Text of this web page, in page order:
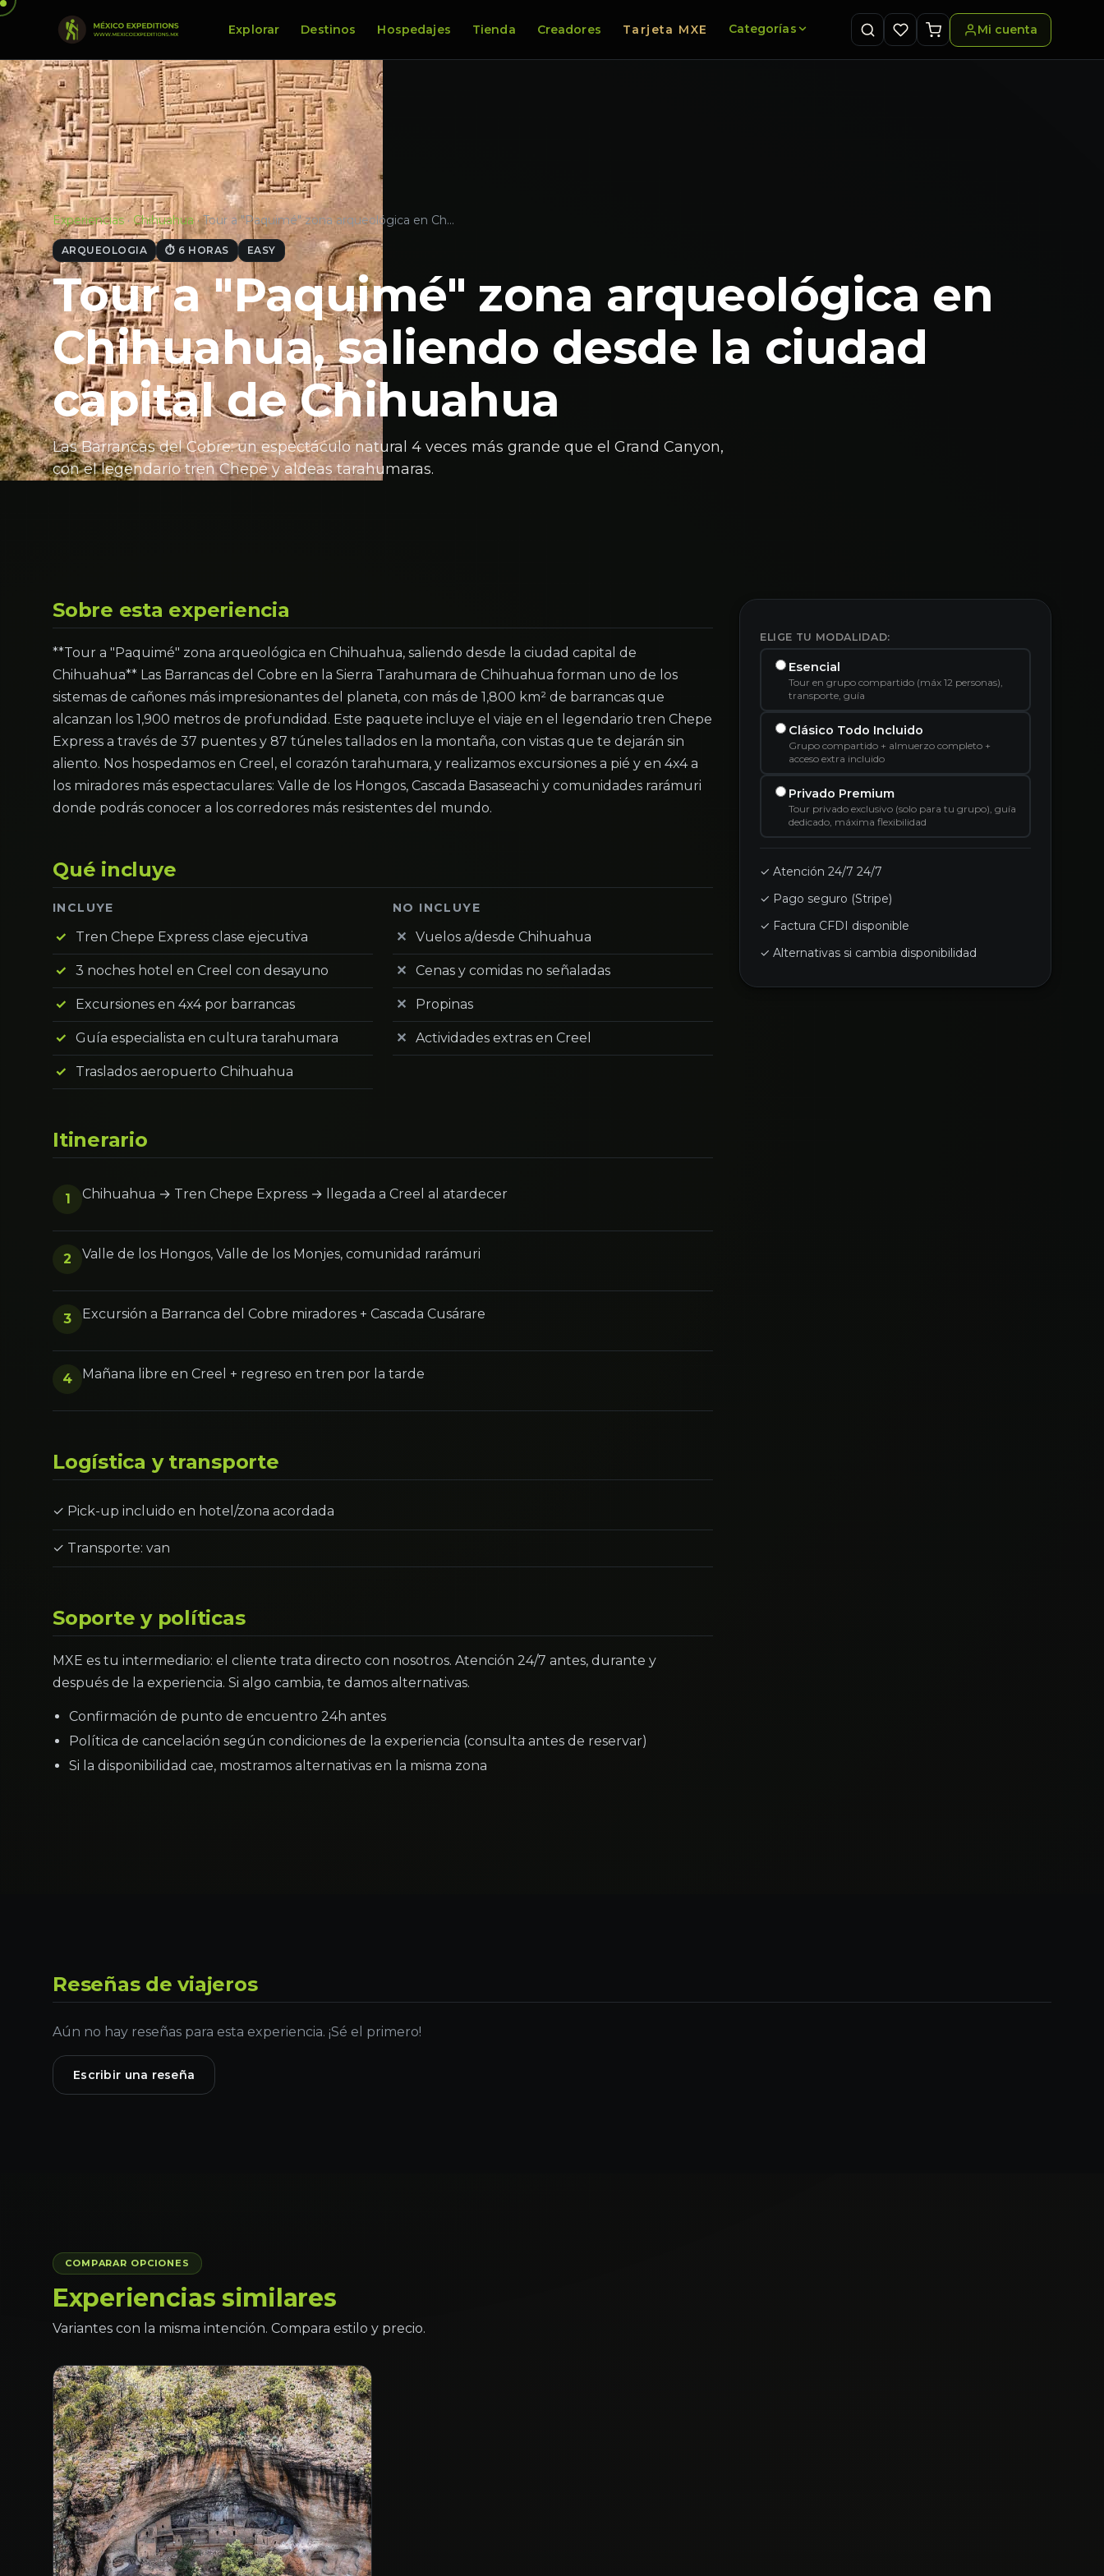
Explorar Destinos Hospedajes Tienda Creadores Tarjeta MXE Categorías Mi cuenta
Experiencias · Chihuahua · Tour a "Paquimé" zona arqueológica en Ch…
ARQUEOLOGIA ⏱ 6 HORAS EASY
Tour a "Paquimé" zona arqueológica en
Chihuahua, saliendo desde la ciudad
capital de Chihuahua
Las Barrancas del Cobre: un espectáculo natural 4 veces más grande que el Grand Canyon,
con el legendario tren Chepe y aldeas tarahumaras.
Sobre esta experiencia
**Tour a "Paquimé" zona arqueológica en Chihuahua, saliendo desde la ciudad capital de
Chihuahua** Las Barrancas del Cobre en la Sierra Tarahumara de Chihuahua forman uno de los
sistemas de cañones más impresionantes del planeta, con más de 1,800 km² de barrancas que
alcanzan los 1,900 metros de profundidad. Este paquete incluye el viaje en el legendario tren Chepe
Express a través de 37 puentes y 87 túneles tallados en la montaña, con vistas que te dejarán sin
aliento. Nos hospedamos en Creel, el corazón tarahumara, y realizamos excursiones a pié y en 4x4 a
los miradores más espectaculares: Valle de los Hongos, Cascada Basaseachi y comunidades rarámuri
donde podrás conocer a los corredores más resistentes del mundo.
Qué incluye
INCLUYE
Tren Chepe Express clase ejecutiva
3 noches hotel en Creel con desayuno
Excursiones en 4x4 por barrancas
Guía especialista en cultura tarahumara
Traslados aeropuerto Chihuahua
NO INCLUYE
Vuelos a/desde Chihuahua
Cenas y comidas no señaladas
Propinas
Actividades extras en Creel
Itinerario
1 Chihuahua → Tren Chepe Express → llegada a Creel al atardecer
2 Valle de los Hongos, Valle de los Monjes, comunidad rarámuri
3 Excursión a Barranca del Cobre miradores + Cascada Cusárare
4 Mañana libre en Creel + regreso en tren por la tarde
Logística y transporte
✓ Pick-up incluido en hotel/zona acordada
✓ Transporte: van
Soporte y políticas
MXE es tu intermediario: el cliente trata directo con nosotros. Atención 24/7 antes, durante y
después de la experiencia. Si algo cambia, te damos alternativas.
Confirmación de punto de encuentro 24h antes
Política de cancelación según condiciones de la experiencia (consulta antes de reservar)
Si la disponibilidad cae, mostramos alternativas en la misma zona
ELIGE TU MODALIDAD:
Esencial
Tour en grupo compartido (máx 12 personas),
transporte, guía
Clásico Todo Incluido
Grupo compartido + almuerzo completo +
acceso extra incluido
Privado Premium
Tour privado exclusivo (solo para tu grupo), guía
dedicado, máxima flexibilidad
✓ Atención 24/7 24/7
✓ Pago seguro (Stripe)
✓ Factura CFDI disponible
✓ Alternativas si cambia disponibilidad
Reseñas de viajeros
Aún no hay reseñas para esta experiencia. ¡Sé el primero!
Escribir una reseña
COMPARAR OPCIONES
Experiencias similares
Variantes con la misma intención. Compara estilo y precio.